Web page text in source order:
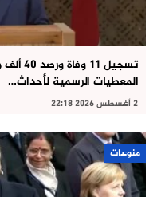
تسجيل
المعطيات الرسمية لأحداث…
2 أغسطس 2026 22:18
منوعات